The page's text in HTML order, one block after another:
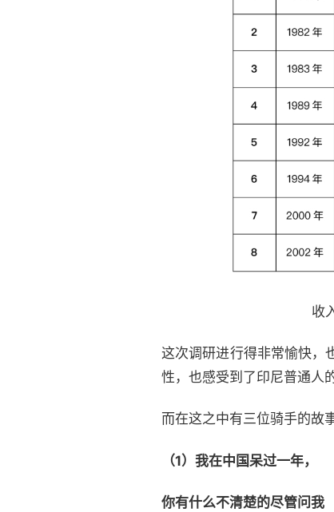
收
这次调研进行得非常愉快，
性，也感受到了印尼普通人
而在这之中有三位骑手的故
（1）我在中国呆过一年，
你有什么不清楚的尽管问我